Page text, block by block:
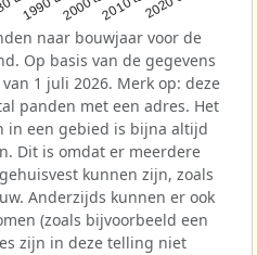
naar bouwjaar voor de
Op basis van de gegevens
1 juli 2026. Merk op: deze
panden met een adres. Het
in een gebied is bijna altijd
Dit is omdat er meerdere
kunnen zijn, zoals
Anderzijds kunnen er ook
(zoals bijvoorbeeld een
zijn in deze telling niet